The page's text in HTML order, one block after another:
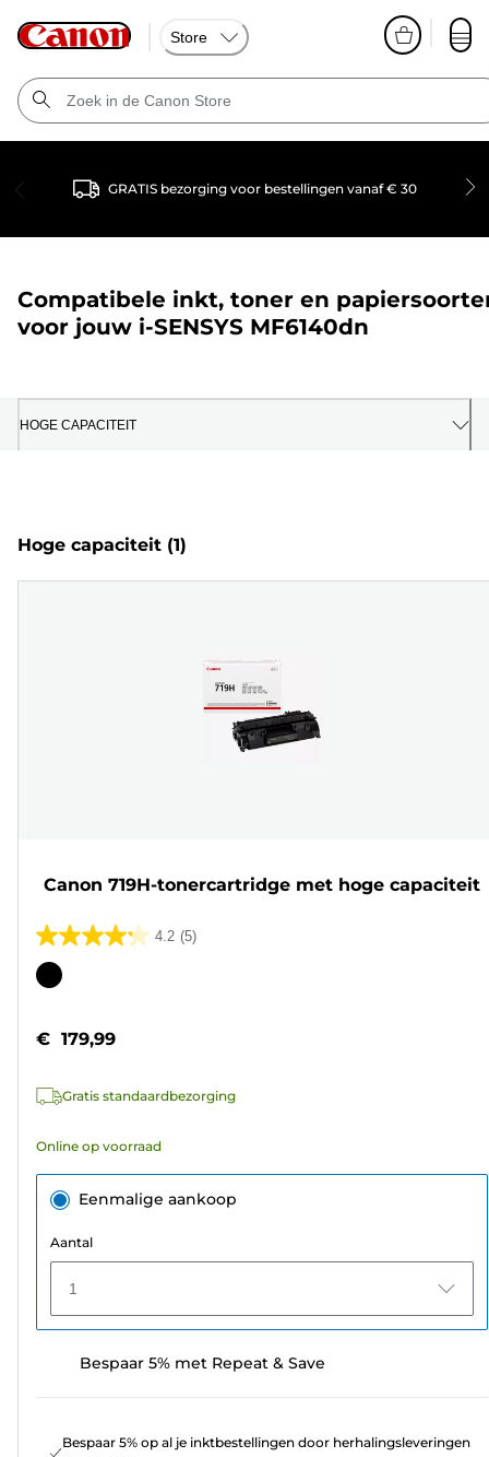
Store
GRATIS bezorging voor bestellingen vanaf € 30
Compatibele inkt, toner en
voor jouw i-SENSYS MF6140dn
HOGE CAPACITEIT
Hoge capaciteit (1)
Canon 719H-tonercartridge met hoge capaciteit
4.2 (5)
4.2
van
sterren.
beoordelingen
Kleurencartridge
€ 179,99
Gratis standaardbezorging
Online op voorraad
Eenmalige aankoop
Aantal
1
Bespaar 5% met Repeat & Save
Bespaar 5% op al je inktbestellingen door herhalingsleveringen